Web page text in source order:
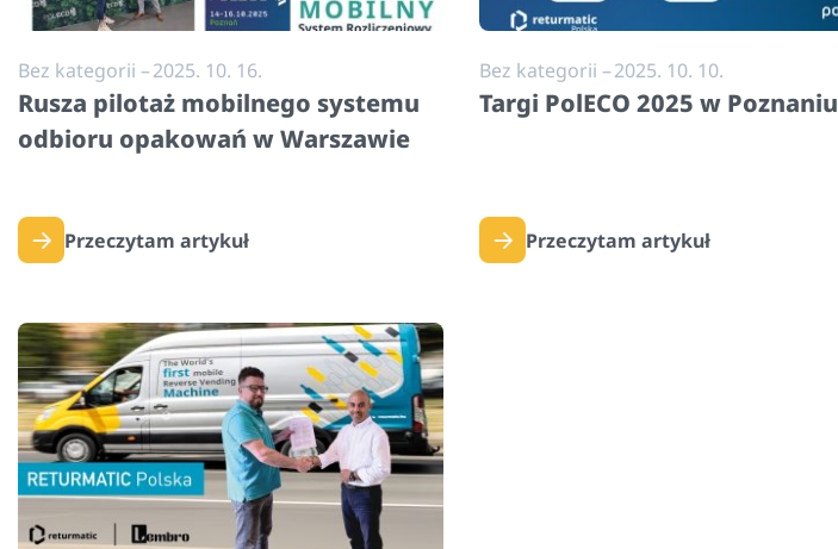
Bez kategorii –2025. 10. 16.
Rusza pilotaż mobilnego systemu
odbioru opakowań w Warszawie
Przeczytam artykuł
Bez kategorii –2025. 10. 10.
Targi PolECO 2025 w Poznaniu
Przeczytam artykuł